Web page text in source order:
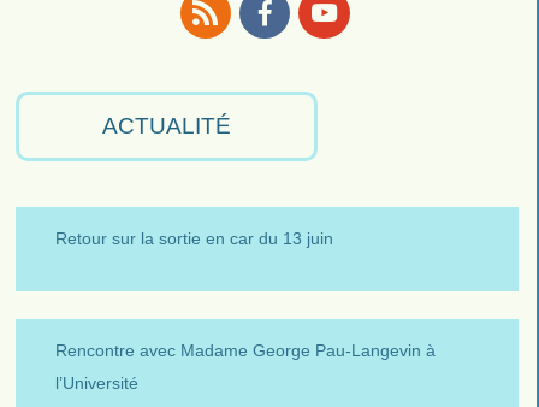
ACTUALITÉ
Retour sur la sortie en car du 13 juin
Rencontre avec Madame George Pau-Langevin à
l’Université